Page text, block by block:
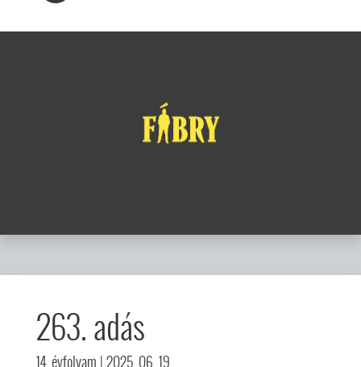
263. adás
14. évfolyam | 2025. 06. 19.